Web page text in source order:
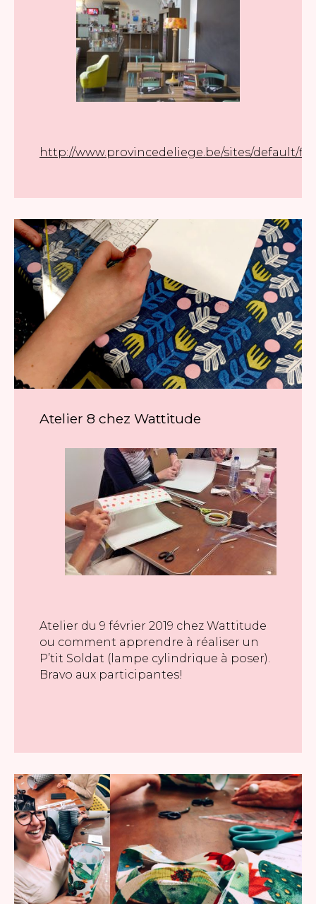
http://www.provincedeliege.be/sites/default/
Atelier 8 chez Wattitude
Atelier du 9 février 2019 chez Wattitude
ou comment apprendre à réaliser un
P’tit Soldat (lampe cylindrique à poser).
Bravo aux participantes!